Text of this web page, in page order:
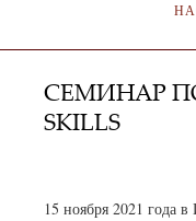
СЕМИНАР
SKILLS
15 ноября 2021 года в